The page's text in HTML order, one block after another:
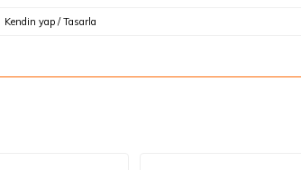
Kendin yap / Tasarla